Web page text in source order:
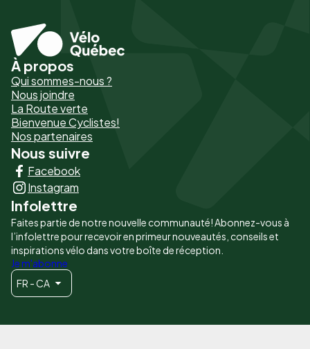
Pied
de
page
-
Liens
principaux
À propos
Qui sommes-nous ?
Nous joindre
La Route verte
Bienvenue Cyclistes!
Nos partenaires
Nous suivre
Facebook
Instagram
Infolettre
Faites partie de notre nouvelle communauté! Abonnez-vous à
l’infolettre pour recevoir en primeur nouveautés, conseils et
inspirations vélo dans votre boîte de réception.
Je m'abonne
FR - CA